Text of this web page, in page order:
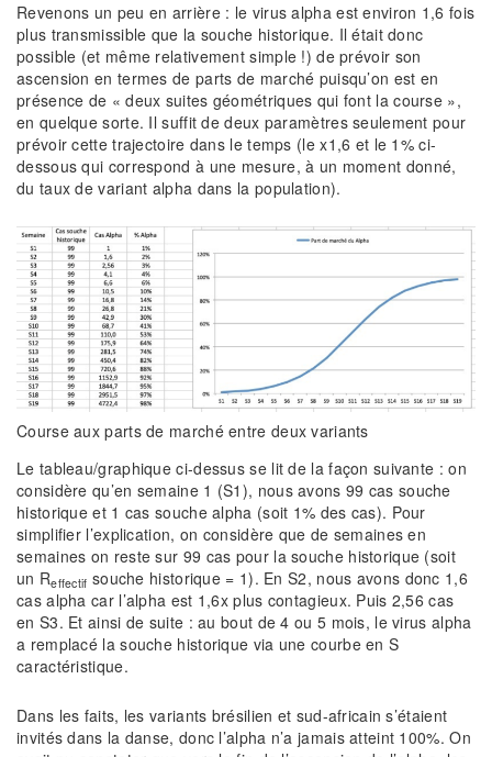
Revenons un peu en arrière : le virus alpha est environ 1,6 fois
plus transmissible que la souche historique. Il était donc
possible (et même relativement simple !) de prévoir son
ascension en termes de parts de marché puisqu’on est en
présence de « deux suites géométriques qui font la course »,
en quelque sorte. Il suffit de deux paramètres seulement pour
prévoir cette trajectoire dans le temps (le x1,6 et le 1% ci-
dessous qui correspond à une mesure, à un moment donné,
du taux de variant alpha dans la population).
Course aux parts de marché entre deux variants
Le tableau/graphique ci-dessus se lit de la façon suivante : on
considère qu’en semaine 1 (S1), nous avons 99 cas souche
historique et 1 cas souche alpha (soit 1% des cas). Pour
simplifier l’explication, on considère que de semaines en
semaines on reste sur 99 cas pour la souche historique (soit
un Reffectif souche historique = 1). En S2, nous avons donc 1,6
cas alpha car l’alpha est 1,6x plus contagieux. Puis 2,56 cas
en S3. Et ainsi de suite : au bout de 4 ou 5 mois, le virus alpha
a remplacé la souche historique via une courbe en S
caractéristique.
Dans les faits, les variants brésilien et sud-africain s’étaient
invités dans la danse, donc l’alpha n’a jamais atteint 100%. On